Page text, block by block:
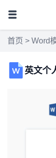
首页 > Word
英文个